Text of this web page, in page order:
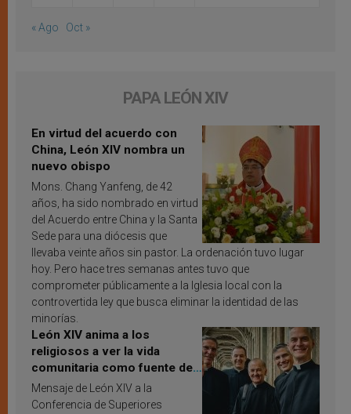
« Ago Oct »
PAPA LEÓN XIV
En virtud del acuerdo con
China, León XIV nombra un
nuevo obispo
Mons. Chang Yanfeng, de 42
años, ha sido nombrado en virtud
del Acuerdo entre China y la Santa
Sede para una diócesis que
llevaba veinte años sin pastor. La ordenación tuvo lugar
hoy. Pero hace tres semanas antes tuvo que
comprometer públicamente a la Iglesia local con la
controvertida ley que busca eliminar la identidad de las
minorías.
León XIV anima a los
religiosos a ver la vida
comunitaria como fuente de
inspiración y santificación
Mensaje de León XIV a la
Conferencia de Superiores